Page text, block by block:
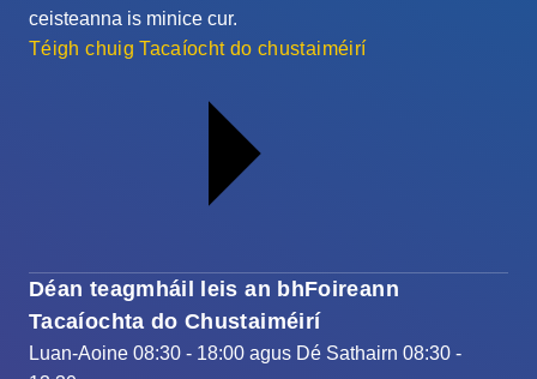
ceisteanna is minice cur.
Téigh chuig Tacaíocht do chustaiméirí
Déan teagmháil leis an bhFoireann
Tacaíochta do Chustaiméirí
Luan-Aoine 08:30 - 18:00 agus Dé Sathairn 08:30 -